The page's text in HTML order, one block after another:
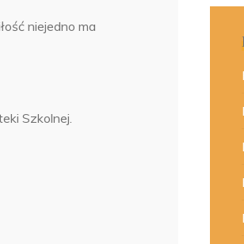
niejedno ma
Szkolnej.